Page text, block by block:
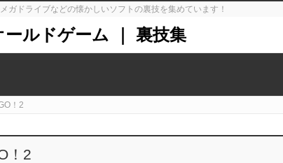
ガドライブなどの懐かしいソフトの裏技を集めています！
ルドゲーム ｜ 裏技集
！2
！2